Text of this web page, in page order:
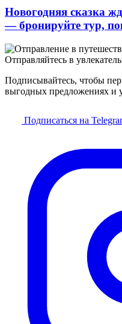
Новогодняя сказка
— бронируйте тур,
Отправляйтесь в
Подписывайтесь, чтобы
выгодных предложениях и
Подписаться на